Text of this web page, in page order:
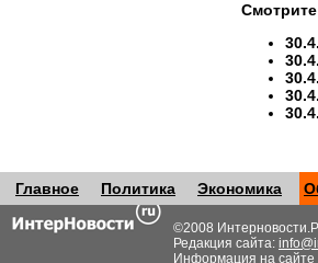
Главное Политика Экономика
©2008
Редакция сайта:
Информация на сайте